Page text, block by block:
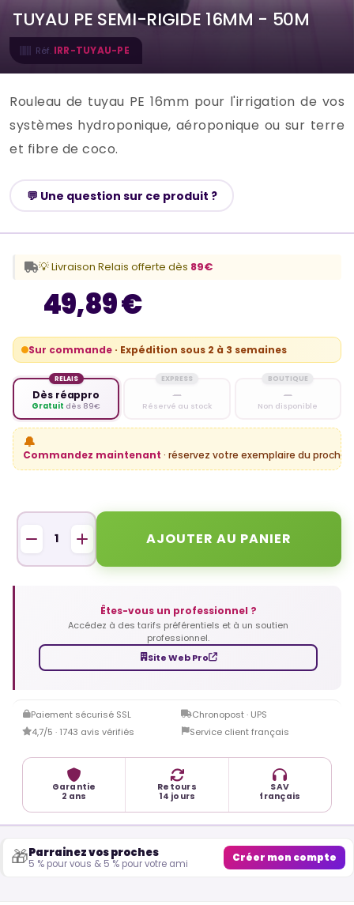
TUYAU PE SEMI-RIGIDE 16MM - 50M
Réf. IRR-TUYAU-PE
Rouleau de tuyau PE 16mm pour l'irrigation de vos
systèmes hydroponique, aéroponique ou sur terre
et fibre de coco.
💬 Une question sur ce produit ?
49,89 €
Sur commande · Expédition sous 2 à 3 semaines
RELAIS
Dès réappro
Gratuit dès 89€
EXPRESS
—
Réservé au stock
BOUTIQUE
—
Non disponible
🔔
Commandez maintenant · réservez votre exemplaire du
💡 Livraison Relais offerte dès 89€
AJOUTER AU PANIER
Êtes-vous un professionnel ?
Accédez à des tarifs préférentiels et à un soutien
professionnel.
Site Web Pro
Paiement sécurisé SSL
Chronopost · UPS
4,7/5 · 1743 avis vérifiés
Service client français
Garantie
2 ans
Retours
14 jours
SAV
français
🎁Parrainez vos proches
5 % pour vous & 5 % pour votre ami Créer mon compte